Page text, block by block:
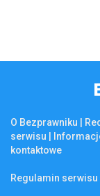
O Bezprawniku |
serwisu |
kontaktowe
Regulamin serwisu